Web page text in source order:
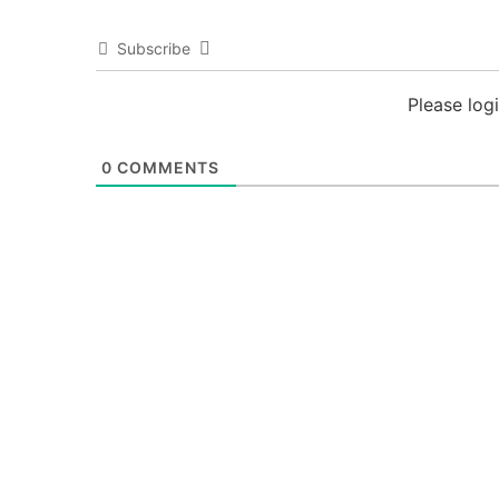
Subscribe
Please
0 COMMENTS